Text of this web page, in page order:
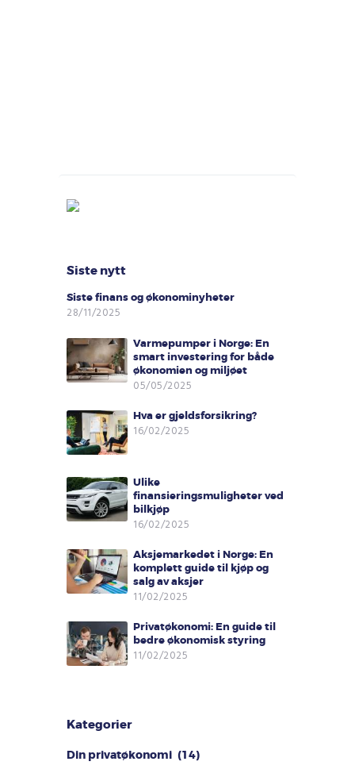
Siste nytt
Siste finans og økonominyheter
28/11/2025
Varmepumper i Norge: En
smart investering for både
økonomien og miljøet
05/05/2025
Hva er gjeldsforsikring?
16/02/2025
Ulike
finansieringsmuligheter ved
bilkjøp
16/02/2025
Aksjemarkedet i Norge: En
komplett guide til kjøp og
salg av aksjer
11/02/2025
Privatøkonomi: En guide til
bedre økonomisk styring
11/02/2025
Kategorier
Din privatøkonomi (14)